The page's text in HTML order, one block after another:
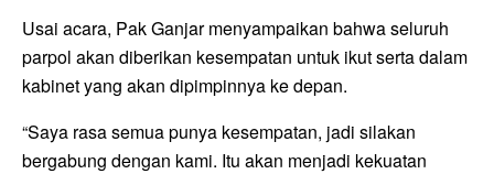
Usai acara, Pak Ganjar menyampaikan bahwa seluruh
parpol akan diberikan kesempatan untuk ikut serta dalam
kabinet yang akan dipimpinnya ke depan.
“Saya rasa semua punya kesempatan, jadi silakan
bergabung dengan kami. Itu akan menjadi kekuatan